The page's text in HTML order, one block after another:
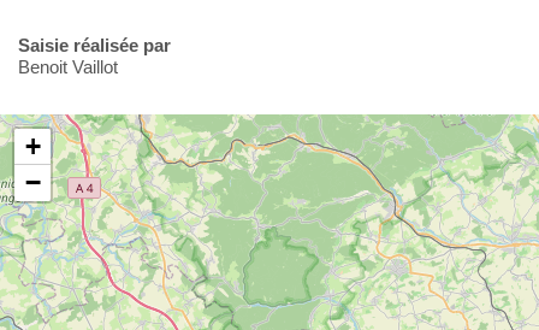
Saisie réalisée par
Benoit Vaillot
+
−